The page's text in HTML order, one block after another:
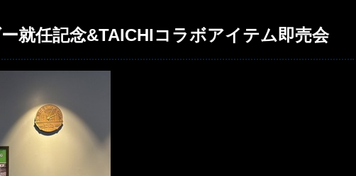
就任記念&TAICHIコラボアイテム即売会